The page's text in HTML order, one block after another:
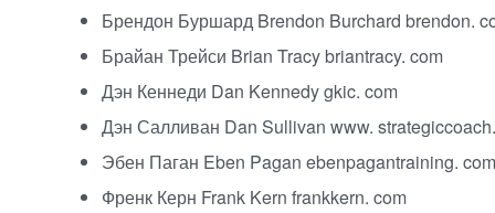
Брендон Буршард Brendon Burchard brendon.
Брайан Трейси Brian Tracy briantracy. com
Дэн Кеннеди Dan Kennedy gkic. com
Дэн Салливан Dan Sullivan www.
Эбен Паган Eben Pagan ebenpagantraining. com
Френк Керн Frank Kern frankkern. com